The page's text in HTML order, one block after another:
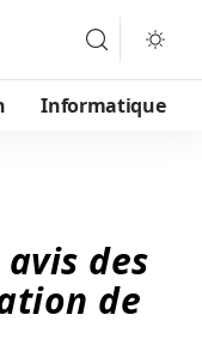
Informatique
des
de